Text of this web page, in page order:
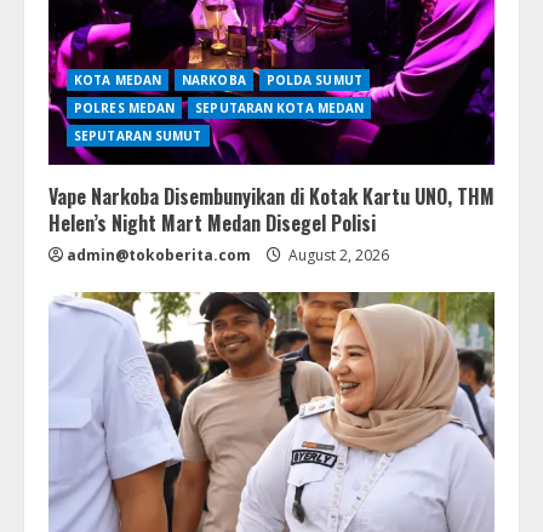
KOTA MEDAN NARKOBA
POLDA SUMUT
POLRES MEDAN
SEPUTARAN KOTA MEDAN
SEPUTARAN SUMUT
Vape Narkoba Disembunyikan di Kotak Kartu UNO, THM
Helen’s Night Mart Medan Disegel Polisi
admin@tokoberita.com August 2, 2026